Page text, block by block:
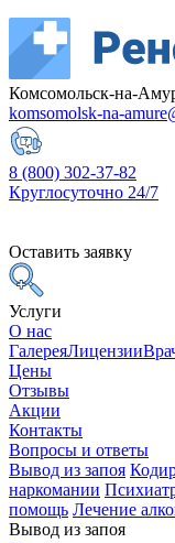
Комсомольск-на-
komsomolsk-na-
8 (800) 302-37-82
Круглосуточно 24/7
Оставить заявку
Услуги
О нас
ГалереяЛицензии
Цены
Отзывы
Акции
Контакты
Вопросы и ответы
Вывод из запоя
наркомании
помощь Лечение
Вывод из запоя